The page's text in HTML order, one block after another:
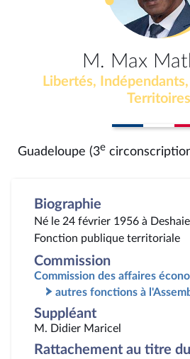
M. Max
Libertés,
Territoires
Guadeloupe (3e
Biographie
Né le 24 février 1956 à
Fonction publique territoriale
Commission
Commission des affaires
autres fonctions à
Suppléant
M. Didier Maricel
Rattachement au titre